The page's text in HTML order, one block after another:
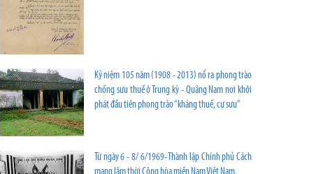
Kỷ niệm 105 năm (1908 - 2013) nổ ra phong trào
chống sưu thuế ở Trung kỳ - Quảng Nam nơi khởi
phát đầu tiên phong trào “kháng thuế, cự sưu”
Từ ngày 6 - 8/ 6/1969- Thành lập Chính phủ Cách